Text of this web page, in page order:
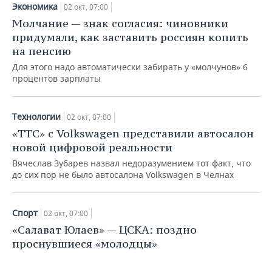
Экономика 02 окт, 07:00
Молчание — знак согласия: чиновники
придумали, как заставить россиян копить
на пенсию
Для этого надо автоматически забирать у «молчунов» 6
процентов зарплаты
Технологии 02 окт, 07:00
«ТТС» с Volkswagen представили автосалон
новой цифровой реальности
Вячеслав Зубарев назвал недоразумением тот факт, что
до сих пор не было автосалона Volkswagen в Челнах
Спорт 02 окт, 07:00
«Салават Юлаев» — ЦСКА: поздно
проснувшиеся «молодцы»